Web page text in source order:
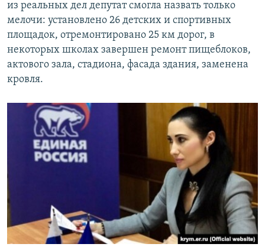
из реальных дел депутат смогла назвать только
мелочи: установлено 26 детских и спортивных
площадок, отремонтировано 25 км дорог, в
некоторых школах завершен ремонт пищеблоков,
актового зала, стадиона, фасада здания, заменена
кровля.